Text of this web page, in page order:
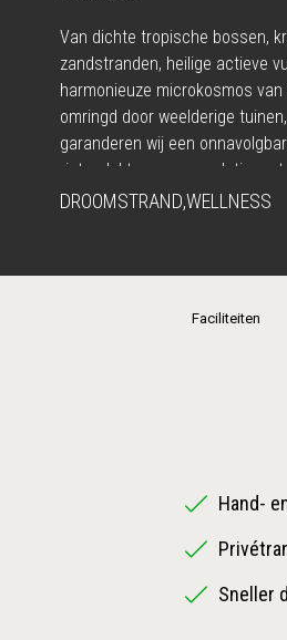
Van dichte tropische bossen,
zandstranden, heilige actieve
harmonieuze microkosmos
omringd door weelderige
garanderen wij een
rietgedekte accommodatie
gerechten met uitzicht op de
DROOMSTRAND,WELLNESS
Faciliteiten
Hand-
Sneller